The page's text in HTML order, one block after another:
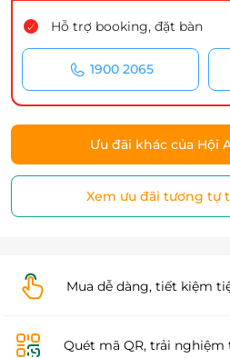
Hỗ trợ booking, đặt bàn
1900 2065
Ưu đãi khác của Hội
Xem ưu đãi tương tự
Mua dễ dàng, tiết kiệm
Quét mã QR, trải nghiệm